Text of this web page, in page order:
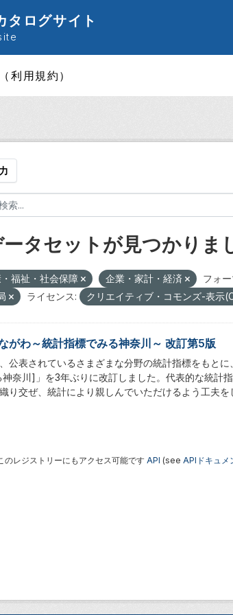
タログサイト
利用規約）
ータセットが見つかりま
福祉・社会保障 企業・家計・経済 フォ
ライセンス: クリエイティブ・コモンズ-表示
がわ～統計指標でみる神奈川～ 改訂第5版
公表されているさまざまな分野の統計指標をもと
奈川]」を3年ぶりに改訂しました。代表的な統計
り交ぜ、統計により親しんでいただけるよう工夫を
のレジストリーにもアクセス可能です API (see APIドキュメ